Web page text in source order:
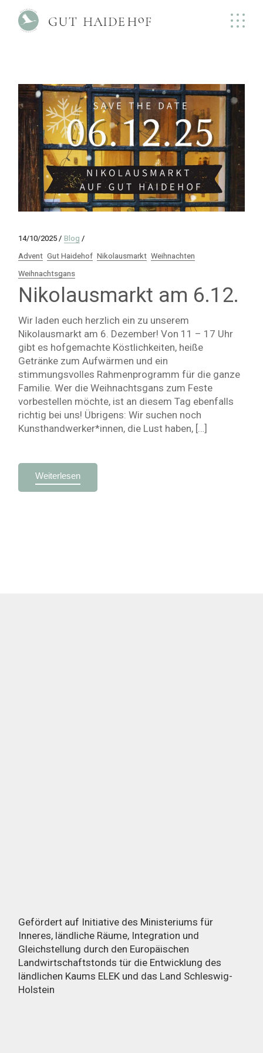
content
14/10/2025
Blog
Advent Gut Haidehof Nikolausmarkt Weihnachten
Weihnachtsgans
Nikolausmarkt am 6.12.
Wir laden euch herzlich ein zu unserem
Nikolausmarkt am 6. Dezember! Von 11 – 17 Uhr
gibt es hofgemachte Köstlichkeiten, heiße
Getränke zum Aufwärmen und ein
stimmungsvolles Rahmenprogramm für die ganze
Familie. Wer die Weihnachtsgans zum Feste
vorbestellen möchte, ist an diesem Tag ebenfalls
richtig bei uns! Übrigens: Wir suchen noch
Kunsthandwerker*innen, die Lust haben, […]
Weiterlesen
Gefördert auf Initiative des Ministeriums für
Inneres, ländliche Räume, Integration und
Gleichstellung durch den Europäischen
Landwirtschaftstonds tür die Entwicklung des
ländlichen Kaums ELEK und das Land Schleswig-
Holstein